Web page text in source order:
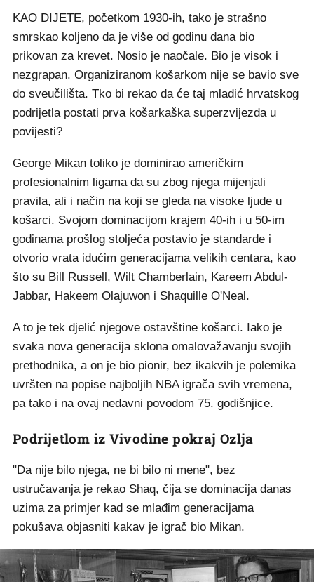
KAO DIJETE, početkom 1930-ih, tako je strašno
smrskao koljeno da je više od godinu dana bio
prikovan za krevet. Nosio je naočale. Bio je visok i
nezgrapan. Organiziranom košarkom nije se bavio sve
do sveučilišta. Tko bi rekao da će taj mladić hrvatskog
podrijetla postati prva košarkaška superzvijezda u
povijesti?
George Mikan toliko je dominirao američkim
profesionalnim ligama da su zbog njega mijenjali
pravila, ali i način na koji se gleda na visoke ljude u
košarci. Svojom dominacijom krajem 40-ih i u 50-im
godinama prošlog stoljeća postavio je standarde i
otvorio vrata idućim generacijama velikih centara, kao
što su Bill Russell, Wilt Chamberlain, Kareem Abdul-
Jabbar, Hakeem Olajuwon i Shaquille O'Neal.
A to je tek djelić njegove ostavštine košarci. Iako je
svaka nova generacija sklona omalovažavanju svojih
prethodnika, a on je bio pionir, bez ikakvih je polemika
uvršten na popise najboljih NBA igrača svih vremena,
pa tako i na ovaj nedavni povodom 75. godišnjice.
Podrijetlom iz Vivodine pokraj Ozlja
"Da nije bilo njega, ne bi bilo ni mene", bez
ustručavanja je rekao Shaq, čija se dominacija danas
uzima za primjer kad se mlađim generacijama
pokušava objasniti kakav je igrač bio Mikan.